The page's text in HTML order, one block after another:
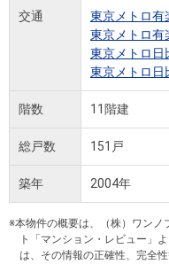
買いたいTOP
中古
マン
ショ
ンを
探す
売りたいTOP
無
料
査
定
店舗案内TOP
店舗のご
案内（首
都圏）
会社情報TOP
ごあいさ
つ
経営ビジ
ョン
採用情報TOP
新卒採用
情報
採用情報
法人のお客さま
提携企業にお勤めの方
交通 東京メトロ有
東京メトロ有
東京メトロ日
東京メトロ日
階数 11階建
総戸数 151戸
築年 2004年
※本物件の概要は、（株）ワンノ
ト「マンション・レビュー」
は、その情報の正確性、完全